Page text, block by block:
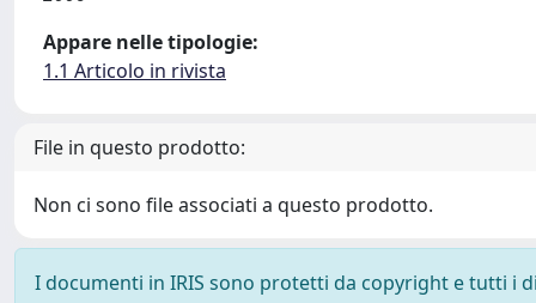
Appare nelle tipologie:
1.1 Articolo in rivista
File in questo prodotto:
Non ci sono file associati a questo prodotto.
I documenti in IRIS sono protetti da copyright e tutti i